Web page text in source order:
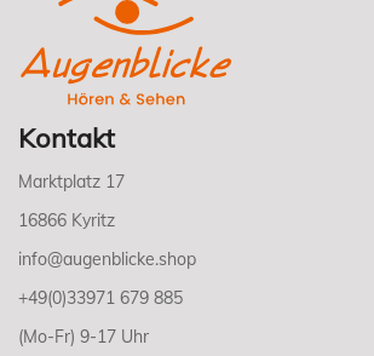
Kontakt
Marktplatz 17
16866 Kyritz
info@augenblicke.shop
+49(0)33971 679 885
(Mo-Fr) 9-17 Uhr